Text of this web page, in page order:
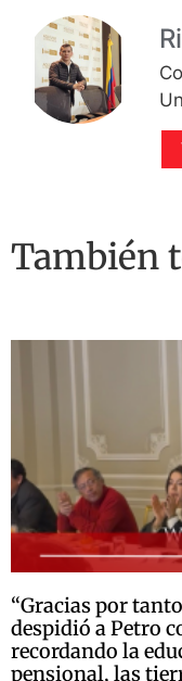
También
“Gracias por
despidió a Petro
recordando la
pensional, las